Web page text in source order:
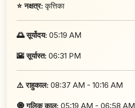
⭐ नक्षत्र:कृत्तिका
🌅 सूर्योदय: 05:19 AM
🌇 सूर्यास्त: 06:31 PM
⚠️ राहुकाल: 08:37 AM - 10:16 AM
🧿 गुलिक काल: 05:19 AM - 06:58 AM